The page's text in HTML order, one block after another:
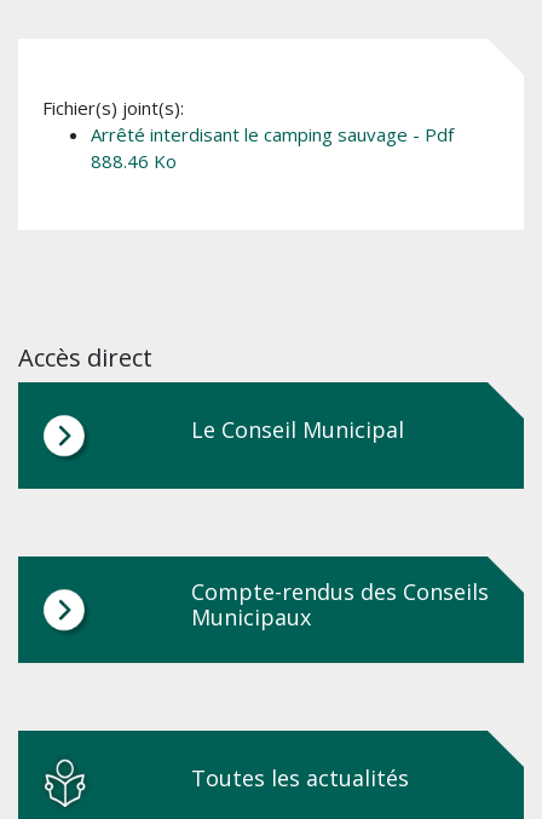
Fichier(s) joint(s):
Arrêté interdisant le camping sauvage - Pdf
888.46 Ko
Accès direct
Le Conseil Municipal
Compte-rendus des Conseils
Municipaux
Toutes les actualités